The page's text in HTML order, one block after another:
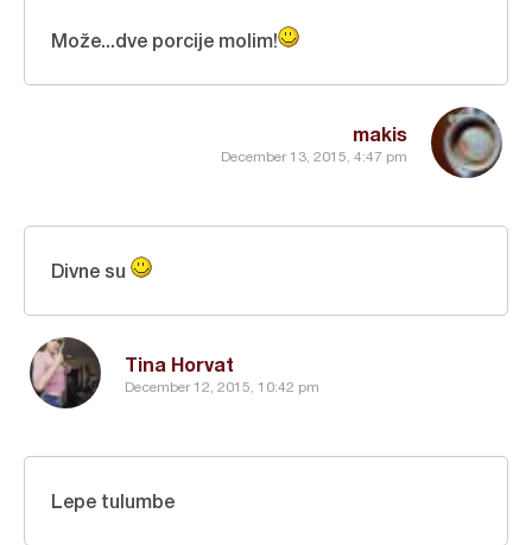
makis
December 13, 2015, 4:47 pm
Može...dve porcije molim!
Tina Horvat
December 12, 2015, 10:42 pm
Divne su
Lepe tulumbe